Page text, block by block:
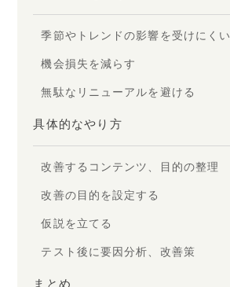
季節やトレンドの影響を受けにくい
機会損失を減らす
無駄なリニューアルを避ける
具体的なやり方
改善するコンテンツ、目的の整理
改善の目的を設定する
仮説を立てる
テスト後に要因分析、改善策
まとめ